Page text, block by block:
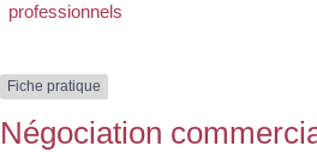
professionnels
Fiche pratique
Négociation